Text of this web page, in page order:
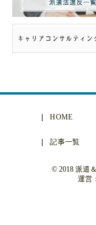
HOME
記事一覧
© 2018 派遣
運営